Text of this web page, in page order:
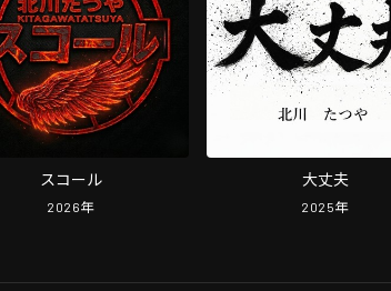
スコール
2026年
大丈夫
2025年